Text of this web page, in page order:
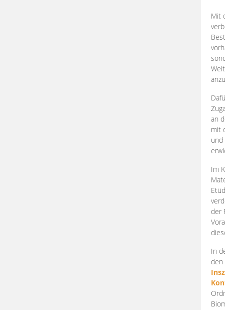
Mit
an
mit
und
Im
der
In
den